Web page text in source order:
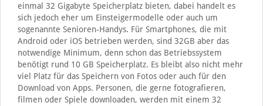
einmal 32 Gigabyte Speicherplatz bieten, dabei handelt es
sich jedoch eher um Einsteigermodelle oder auch um
sogenannte Senioren-Handys. Für Smartphones, die mit
Android oder iOS betrieben werden, sind 32GB aber das
notwendige Minimum, denn schon das Betriebssystem
benötigt rund 10 GB Speicherplatz. Es bleibt also nicht mehr
viel Platz für das Speichern von Fotos oder auch für den
Download von Apps. Personen, die gerne fotografieren,
filmen oder Spiele downloaden, werden mit einem 32